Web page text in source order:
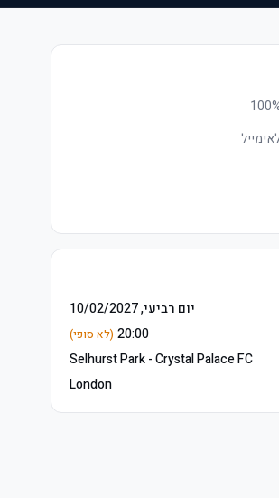
יום רביעי, 10/02/2027
20:00 (לא סופי)
Selhurst Park - Crystal Palace FC
London